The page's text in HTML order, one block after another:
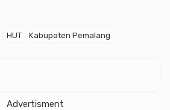
HUT
Kabupaten Pemalang
Advertisment